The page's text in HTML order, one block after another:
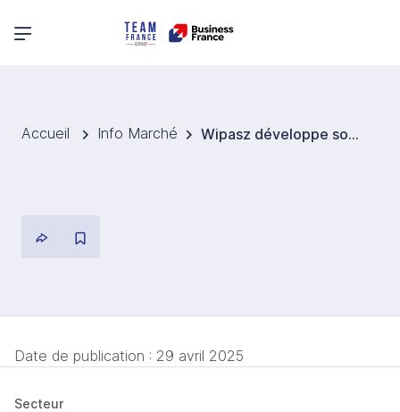
Menu principal
Accueil Info Marché Wipasz développe son projet pour le bien-être animal
Date de publication : 29 avril 2025
Secteur